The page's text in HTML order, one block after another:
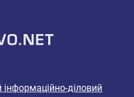
діловий